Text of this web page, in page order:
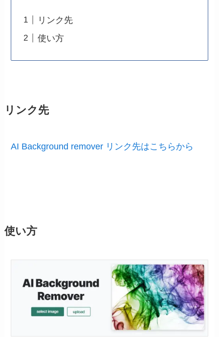
リンク先
使い方
リンク先
AI Background remover リンク先はこちらから
使い方